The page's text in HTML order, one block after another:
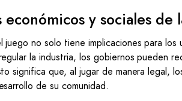
económicos y sociales de
juego no solo tiene implicaciones para
la industria, los gobiernos pueden
significa que, al jugar de manera legal,
de su comunidad.